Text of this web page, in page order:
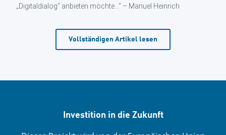
„Digitaldialog“ anbieten möchte…“ – Manuel Heinrich
Vollständigen Artikel lesen
Investition in die Zukunft